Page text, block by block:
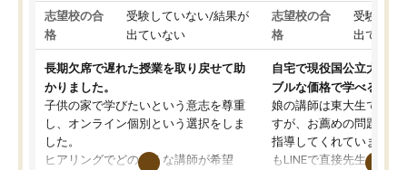
志望校の合
格
受験していない/結果が
出ていない
長期欠席で遅れた授業を取り戻せて助
かりました。
子供の家で学びたいという意志を尊重
し、オンライン個別という選択をしま
した。
ヒアリングでどのような講師が希望
志望校の合
格
受験して
出ていな
自宅で現役国公立大学生
ブルな価格で学べる
娘の講師は東大生では無
すが、お薦めの問題集や
指導してくれています。
もLINEで直接先生に質問